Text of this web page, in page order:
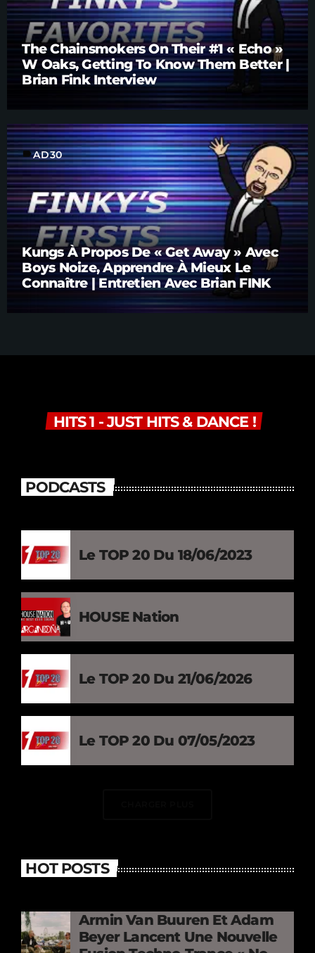
The Chainsmokers On Their #1 « Echo »
W Oaks, Getting To Know Them Better |
Brian Fink Interview
labelAD30
Kungs À Propos De « Get Away » Avec
Boys Noize, Apprendre À Mieux Le
Connaître | Entretien Avec Brian FINK
HITS 1 - JUST HITS & DANCE !
PODCASTS
Le TOP 20 Du 18/06/2023
HOUSE Nation
Le TOP 20 Du 21/06/2026
Le TOP 20 Du 07/05/2023
HOT POSTS
Armin Van Buuren Et Adam
Beyer Lancent Une Nouvelle